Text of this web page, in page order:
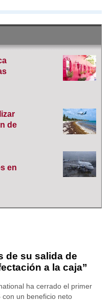
de
en
de su salida de
a la caja”
ha cerrado el primer
un beneficio neto